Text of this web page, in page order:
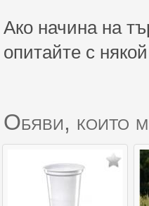
Ако начина на
опитайте с
Обяви, които